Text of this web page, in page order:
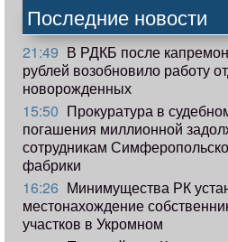
Последние новости
21:49 В РДКБ после
рублей возобновило работу
новорожденных
15:50 Прокуратура в
погашения миллионной
сотрудникам
фабрики
16:26 Минимущества РК
местонахождение
участков в Укромном